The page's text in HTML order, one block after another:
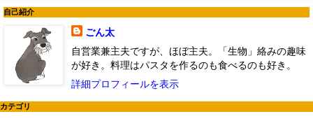
自己紹介
ごん太
自営業兼主夫ですが、ほぼ主夫。「生物」絡みの趣味
が好き。料理はパスタを作るのも食べるのも好き。
詳細プロフィールを表示
カテゴリ